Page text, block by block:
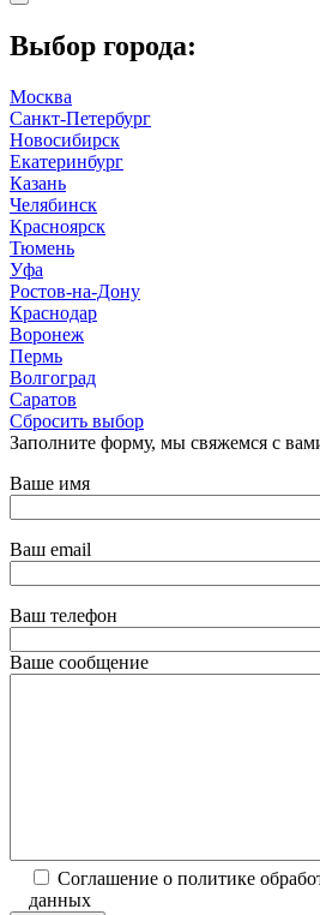
Выбор города:
Москва
Санкт-Петербург
Новосибирск
Екатеринбург
Казань
Челябинск
Красноярск
Тюмень
Уфа
Ростов-на-Дону
Краснодар
Воронеж
Пермь
Волгоград
Саратов
Сбросить выбор
Заполните форму, мы свяжемся с
Ваше имя
Ваш email
Ваш телефон
Ваше сообщение
Соглашение о политике
данных